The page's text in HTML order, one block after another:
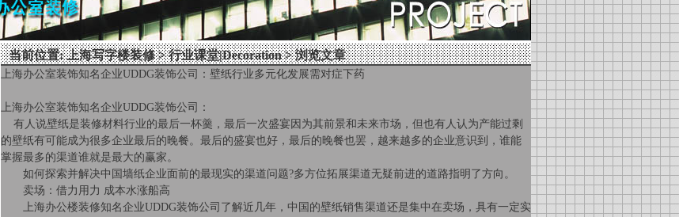
当前位置:上海写字楼装修>行业课堂|Decoration> 浏览文章
上海办公室装饰知名企业UDDG装饰公司：壁纸行业多元化发展需对症下药
上海办公室装饰知名企业UDDG装饰公司：
有人说壁纸是装修材料行业的最后一杯羹，最后一次盛宴因为其前景和未来市场，但也有人认为产能过剩
的壁纸有可能成为很多企业最后的晚餐。最后的盛宴也好，最后的晚餐也罢，越来越多的企业意识到，谁能
掌握最多的渠道谁就是最大的赢家。
如何探索并解决中国墙纸企业面前的最现实的渠道问题?多方位拓展渠道无疑前进的道路指明了方向。
卖场：借力用力 成本水涨船高
上海办公楼装修知名企业UDDG装饰公司了解近几年，中国的壁纸销售渠道还是集中在卖场，具有一定实